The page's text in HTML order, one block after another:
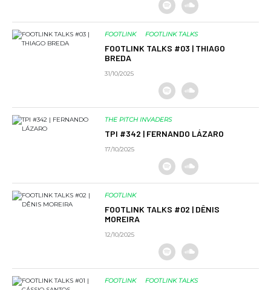
FOOTLINK FOOTLINK TALKS
FOOTLINK TALKS #03 | THIAGO
BREDA
31/10/2025
THE PITCH INVADERS
TPI #342 | FERNANDO LÁZARO
17/10/2025
FOOTLINK
FOOTLINK TALKS #02 | DÊNIS
MOREIRA
12/10/2025
FOOTLINK FOOTLINK TALKS